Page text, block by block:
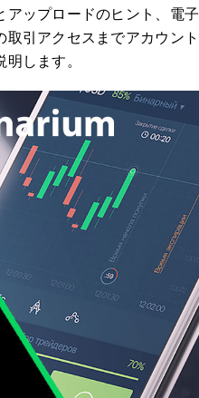
ップロードのヒント、電子
引アクセスまでアカウント
します。